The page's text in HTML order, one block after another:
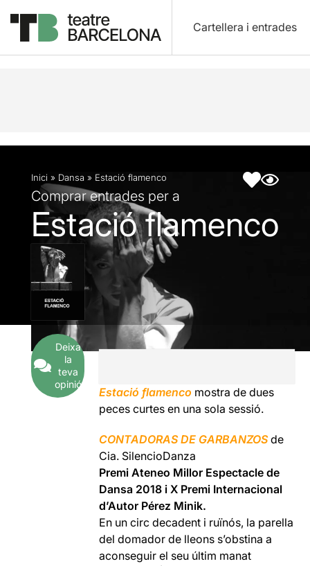
Cartellera i entrades
Descripció Fitxa artística
Inici » Dansa » Estació flamenco
Comprar entrades per a
Estació flamenco
Deixa
la
teva
opinió
Estació flamenco mostra de dues
peces curtes en una sola sessió.
CONTADORAS DE GARBANZOS de
Cia. SilencioDanza
Premi Ateneo Millor Espectacle de
Dansa 2018 i X Premi Internacional
d’Autor Pérez Minik.
En un circ decadent i ruïnós, la parella
del domador de lleons s’obstina a
aconseguir el seu últim manat